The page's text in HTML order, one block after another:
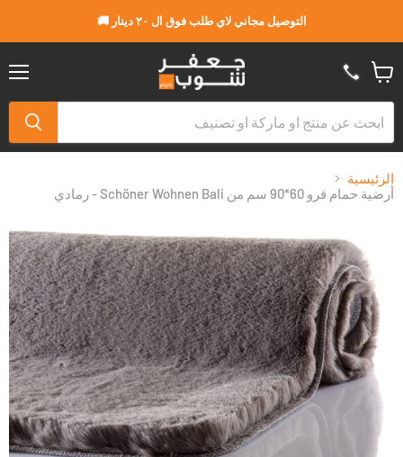
التوصيل مجاني لاي طلب فوق ال ٢٠ دينار 🚚
التسو
الرئيسية
أرضية حمام فرو 60*90 سم من Schöner Wohnen Bali - رمادي